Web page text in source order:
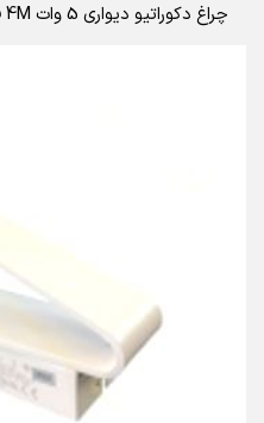
چراغ دکوراتیو دیواری 5 وات 4M فورام پاندورا 1